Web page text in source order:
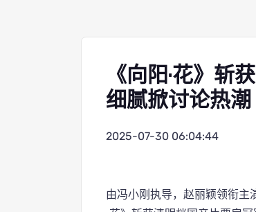
《向阳·花》斩
细腻掀讨论热潮
2025-07-30 06:04:44
由冯小刚执导，赵丽颖领衔主